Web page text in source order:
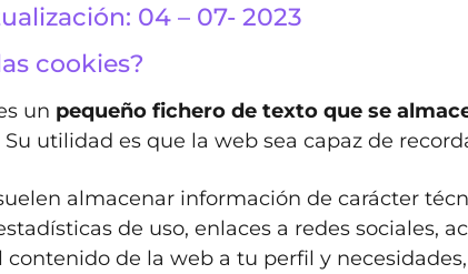
04 – 07- 2023
cookies?
un pequeño fichero de texto que se
Su utilidad es que la web sea capaz de
almacenar información de carácter
de uso, enlaces a redes sociales,
contenido de la web a tu perfil y